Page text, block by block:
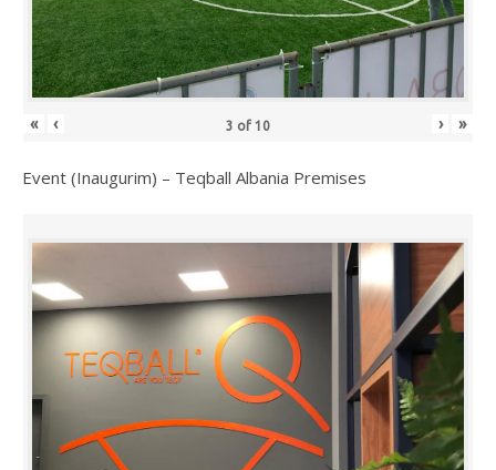
« ‹ 3 of 10 › »
Event (Inaugurim) – Teqball Albania Premises